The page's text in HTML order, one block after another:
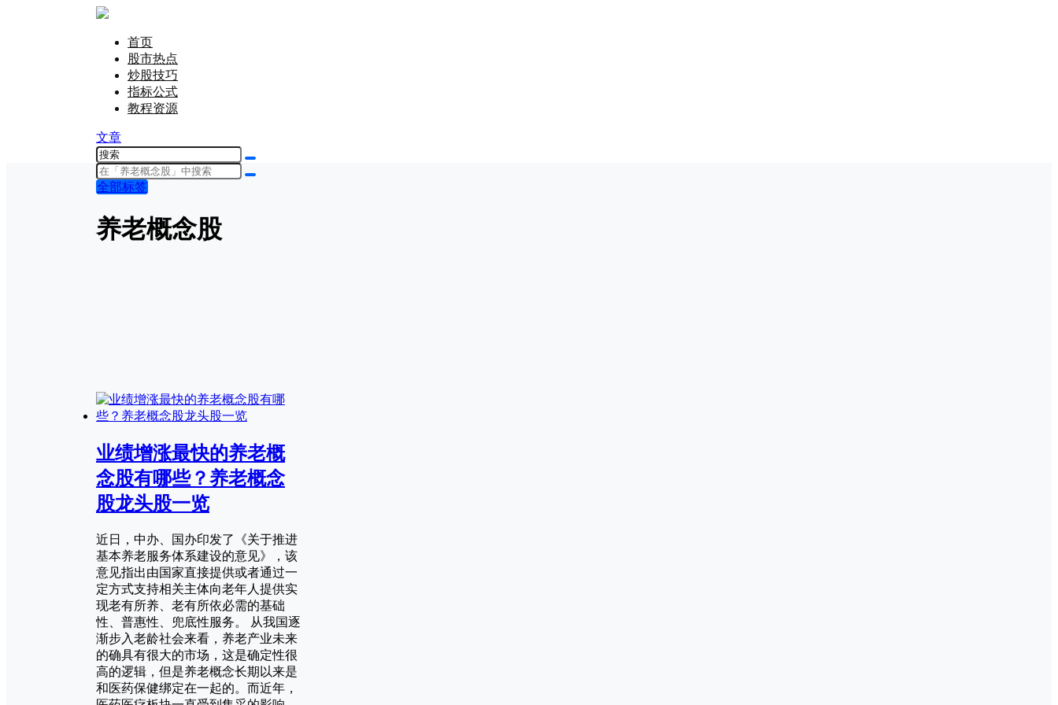
首页
股市热点
炒股技巧
指标公式
教程资源
文章
全部标签
养老概念股
业绩增涨最快的养老概
念股有哪些？养老概念
股龙头股一览
近日，中办、国办印发了《关于推进
基本养老服务体系建设的意见》，该
意见指出由国家直接提供或者通过一
定方式支持相关主体向老年人提供实
现老有所养、老有所依必需的基础
性、普惠性、兜底性服务。 从我国逐
渐步入老龄社会来看，养老产业未来
的确具有很大的市场，这是确定性很
高的逻辑，但是养老概念长期以来是
和医药保健绑定在一起的。而近年，